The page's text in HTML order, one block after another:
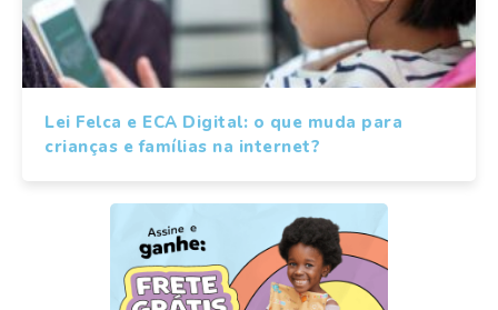
Lei Felca e ECA Digital: o que muda para
crianças e famílias na internet?